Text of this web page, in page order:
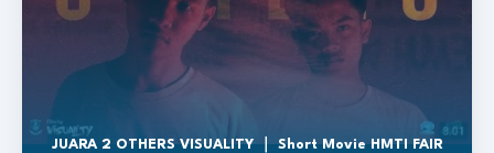
JUARA 2 OTHERS VISUALITY ｜ Short Movie HMTI FAIR